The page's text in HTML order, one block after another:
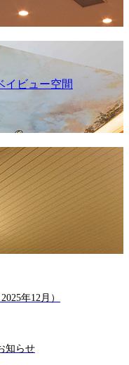
イビュー空間
年12月）
知らせ